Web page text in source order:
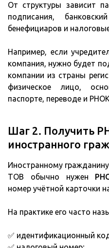
От структуры зависит
подписания,
бенефициаров и
Например, если
компания, нужно будет
компании из страны
физическое лицо,
паспорте, переводе и
Шаг 2. Получить
иностранного
Иностранному
ТОВ обычно нужен
номер учётной карточки
На практике его часто
✅ идентификационный